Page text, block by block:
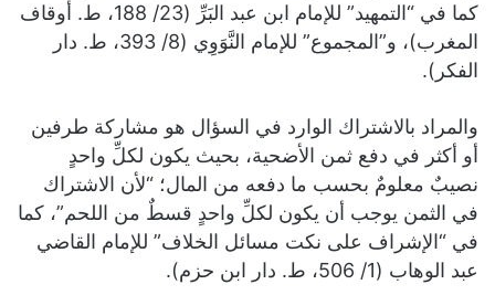
كما في “التمهيد” للإمام ابن عبد البَرِّ (23/ 188، ط. أوقاف
المغرب)، و”المجموع” للإمام النَّوَوِي (8/ 393، ط. دار
الفكر).
والمراد بالاشتراك الوارد في السؤال هو مشاركة طرفين
أو أكثر في دفع ثمن الأضحية، بحيث يكون لكلِّ واحدٍ
نصيبٌ معلومٌ بحسب ما دفعه من المال؛ “لأن الاشتراك
في الثمن يوجب أن يكون لكلِّ واحدٍ قسطٌ من اللحم”، كما
في “الإشراف على نكت مسائل الخلاف” للإمام القاضي
عبد الوهاب (1/ 506، ط. دار ابن حزم).